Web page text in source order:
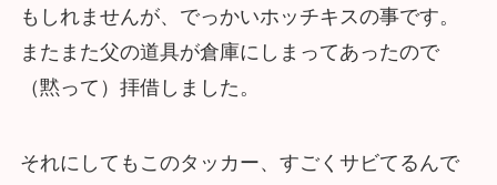
もしれませんが、でっかいホッチキスの事です。
またまた父の道具が倉庫にしまってあったので
（黙って）拝借しました。
それにしてもこのタッカー、すごくサビてるんで